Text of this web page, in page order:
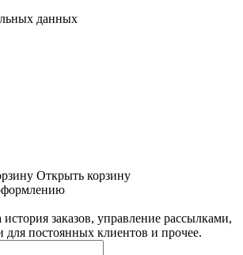
данных
Открыть корзину
заказов, управление рассылками,
постоянных клиентов и прочее.